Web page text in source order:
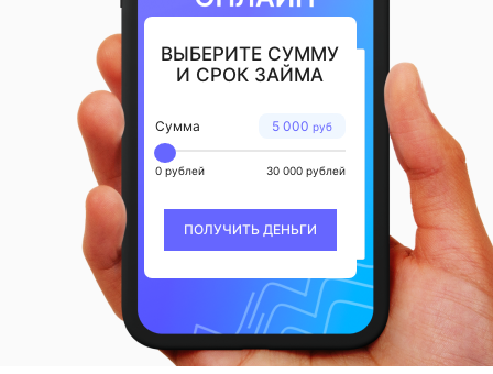
ВЫБЕРИТЕ СУММУ
И СРОК ЗАЙМА
5 000 руб
Сумма
0 рублей 30 000 рублей
ПОЛУЧИТЬ ДЕНЬГИ